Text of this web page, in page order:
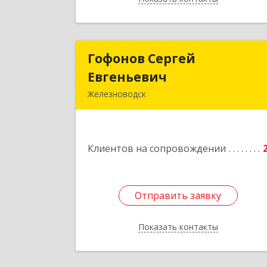
Гофонов Сергей
Евгеньевич
Железноводск
Клиентов на сопровождении
Отправить заявку
Показать контакты
Гофонов Сергей
Отправить заявку
Назад